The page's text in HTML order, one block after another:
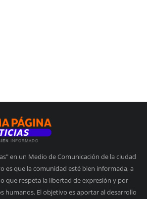
en un Medio de Comunicación de la ciudad
es que la comunidad esté bien informada, a
que respeta la libertad de expresión y por
humanos. El objetivo es aportar al desarrollo